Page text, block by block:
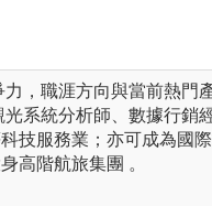
，職涯方向與當前熱門
系統分析師、數據行銷
技服務業；亦可成為國
高階航旅集團 。